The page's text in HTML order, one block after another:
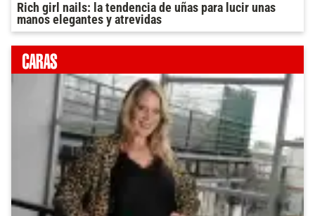
Rich girl nails: la tendencia de uñas para lucir unas
manos elegantes y atrevidas